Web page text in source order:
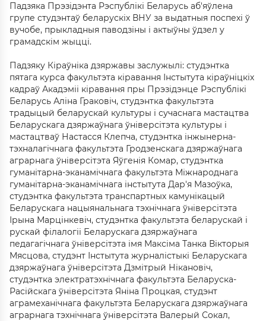
Падзяка Прэзідэнта Рэспублікі Беларусь аб'яўлена
групе студэнтаў беларускіх ВНУ за выдатныя поспехі ў
вучобе, прыкладныя паводзіны і актыўны ўдзел у
грамадскім жыцці.
Падзяку Кіраўніка дзяржавы заслужылі: студэнтка
пятага курса факультэта кіравання Інстытута кіраўніцкіх
кадраў Акадэміі кіравання пры Прэзідэнце Рэспублікі
Беларусь Аліна Граковіч, студэнтка факультэта
традыцый беларускай культуры і сучаснага мастацтва
Беларускага дзяржаўнага ўніверсітэта культуры і
мастацтваў Настасся Клепча, студэнтка інжынерна-
тэхналагічнага факультэта Гродзенскага дзяржаўнага
аграрнага ўніверсітэта Яўгенія Комар, студэнтка
гуманітарна-эканамічнага факультэта Міжнароднага
гуманітарна-эканамічнага інстытута Дар'я Мазоўка,
студэнтка факультэта транспартных камунікацый
Беларускага нацыянальнага тэхнічнага ўніверсітэта
Ірына Марцінкевіч, студэнтка факультэта беларускай і
рускай філалогіі Беларускага дзяржаўнага
педагагічнага ўніверсітэта імя Максіма Танка Вікторыя
Мясцова, студэнт Інстытута журналістыкі Беларускага
дзяржаўнага ўніверсітэта Дзмітрый Нікановіч,
студэнтка электратэхнічнага факультэта Беларуска-
Расійскага ўніверсітэта Яніна Процкая, студэнт
аграмеханічнага факультэта Беларускага дзяржаўнага
аграрнага тэхнічнага ўніверсітэта Валерый Сокал,